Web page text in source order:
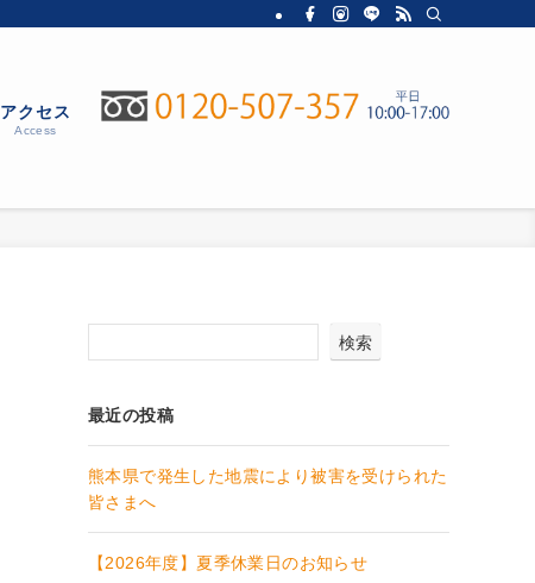
アクセス
Access
検索
最近の投稿
熊本県で発生した地震により被害を受けられた
皆さまへ
【2026年度】夏季休業日のお知らせ